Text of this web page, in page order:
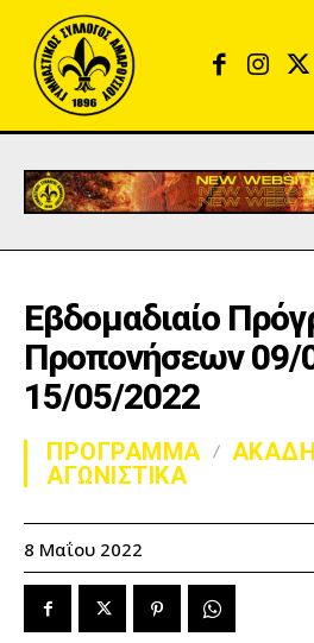
Εβδομαδιαίο
Προπονήσεων 09/
15/05/2022
ΠΡΟΓΡΑΜΜΑ
ΑΓΩΝΙΣΤΙΚΑ
8 Μαΐου 2022